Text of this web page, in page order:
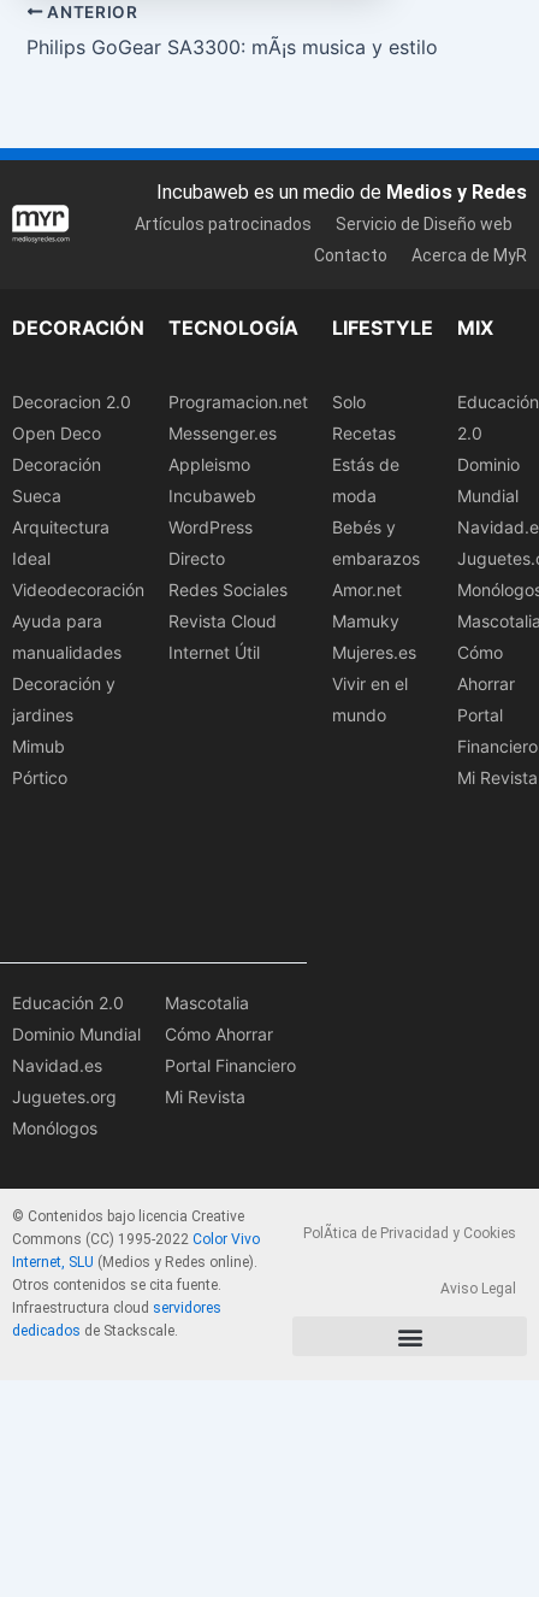
ANTERIOR
Philips GoGear SA3300: mÃ¡s musica y estilo
Incubaweb es un medio de Medios y Redes
Artículos patrocinados
Servicio de Diseño web
Contacto
Acerca de MyR
DECORACIÓN
Decoracion 2.0
Open Deco
Decoración
Sueca
Arquitectura
Ideal
Videodecoración
Ayuda para
manualidades
Decoración y
jardines
Mimub
Pórtico
TECNOLOGÍA
Programacion.net
Messenger.es
Appleismo
Incubaweb
WordPress
Directo
Redes Sociales
Revista Cloud
Internet Útil
LIFESTYLE
Solo
Recetas
Estás de
moda
Bebés y
embarazos
Amor.net
Mamuky
Mujeres.es
Vivir en el
mundo
MIX
Educación
2.0
Dominio
Mundial
Cómo
Ahorrar
Portal
Financiero
Mi Revista
Educación 2.0
Dominio Mundial
Navidad.es
Juguetes.org
Monólogos
Mascotalia
Cómo Ahorrar
Portal Financiero
Mi Revista
© Contenidos bajo licencia Creative
Commons (CC) 1995-2022 Color Vivo
Internet, SLU (Medios y Redes online).
Otros contenidos se cita fuente.
Infraestructura cloud servidores
dedicados de Stackscale.
PolÃ­tica de Privacidad y Cookies
Aviso Legal